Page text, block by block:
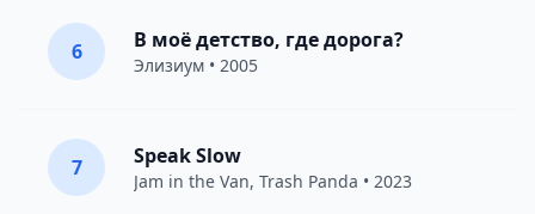
6 В моё детство, где дорога?
Элизиум • 2005
7 Speak Slow
Jam in the Van, Trash Panda • 2023